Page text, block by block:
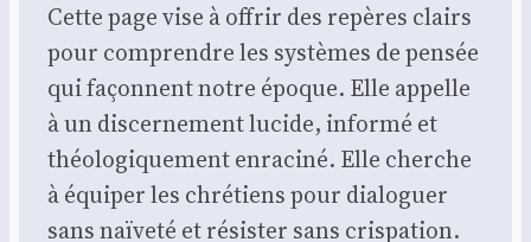
Cette page vise à offrir des repères clairs
pour com­prendre les sys­tèmes de pen­sée
qui façonnent notre époque. Elle appelle
à un dis­cer­ne­ment lucide, infor­mé et
théo­lo­gi­que­ment enra­ci­né. Elle cherche
à équi­per les chré­tiens pour dia­lo­guer
sans naï­ve­té et résis­ter sans cris­pa­tion.